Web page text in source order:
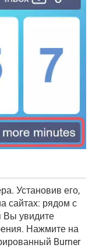
Установив его,
сайтах: рядом с
Вы увидите
Нажмите на
Burner